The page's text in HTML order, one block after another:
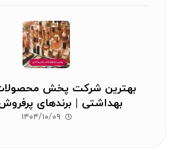
بهترین شرکت پخش
بهداشتی | برندهای پرفروش
۱۴۰۴/۱۰/۰۹